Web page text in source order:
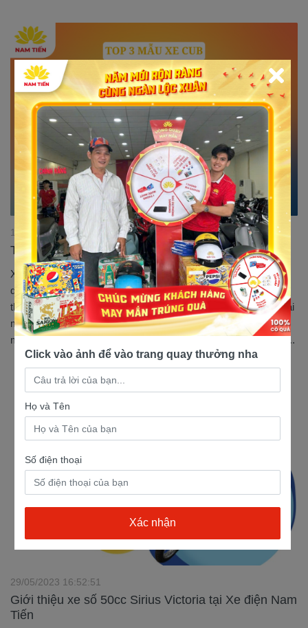
Top 3 mẫu xe Cub 50cc đáng mua nhất thị trường
17/07/2023 11:30:37
Xe Cub là dòng xe máy cổ điển đã xuất hiện từ rất lâu trên, trải
qua nhiều năm xe cub 50cc vẫn được người Việt Nam yêu
thích và lựa chọn tin dùng. Hiện nay, nhờ có công nghệ hiện đại
mà đã có nhiều hãng sản xuất làm đa dạng thêm thị trường xe
máy. Dưới đây là top 3 mẫu xe Cub đáng mua nhất thị trường...
Giới thiệu xe số 50cc Sirius Victoria tại Xe điện Nam
Tiến
29/05/2023 16:52:51
Click vào ảnh để vào trang quay thưởng nha
Họ và Tên
Số điện thoại